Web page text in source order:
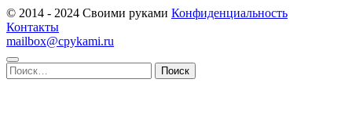
© 2014 - 2024 Своими руками Конфиденциальность
Контакты
mailbox@cpykami.ru
Найти: